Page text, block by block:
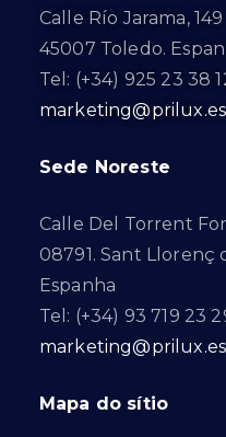
Calle Río Jarama, 149
45007 Toledo.
Tel: (+34) 925 23 38
marketing@prilux.es
Sede Noreste
Calle Del Torrent
08791. Sant Llorenç
Espanha
Tel: (+34) 93 719 23
marketing@prilux.es
Mapa do sítio